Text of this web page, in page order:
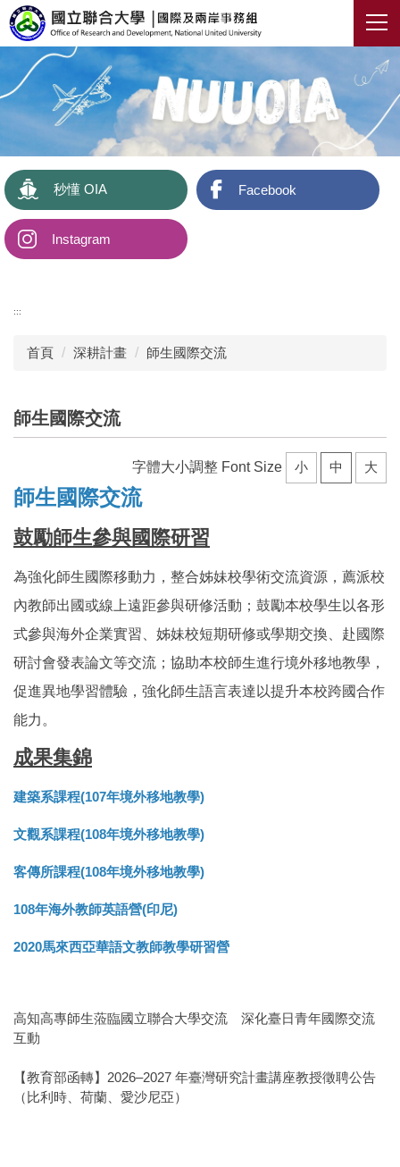
跳
到
內
容
秒懂 OIA Facebook
Instagram
:::
首頁 深耕計畫 師生國際交流
師生國際交流
字體大小調整 Font Size 小 中 大
師生國際交流
鼓勵師生參與國際研習
為強化師生國際移動力，整合姊妹校學術交流資源，薦派校
內教師出國或線上遠距參與研修活動；鼓勵本校學生以各形
式參與海外企業實習、姊妹校短期研修或學期交換、赴國際
研討會發表論文等交流；協助本校師生進行境外移地教學，
促進異地學習體驗，強化師生語言表達以提升本校跨國合作
能力。
成果集錦
建築系課程(107年境外移地教學)
文觀系課程(108年境外移地教學)
客傳所課程(108年境外移地教學)
108年海外教師英語營(印尼)
2020馬來西亞華語文教師教學研習營
高知高專師生蒞臨國立聯合大學交流 深化臺日青年國際交流
互動
【教育部函轉】2026–2027 年臺灣研究計畫講座教授徵聘公告
（比利時、荷蘭、愛沙尼亞）